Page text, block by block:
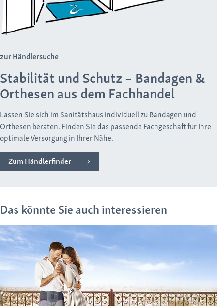
zur Händlersuche
Stabilität und Schutz – Bandagen &
Orthesen aus dem Fachhandel
Lassen Sie sich im Sanitätshaus individuell zu Bandagen und
Orthesen beraten. Finden Sie das passende Fachgeschäft für Ihre
optimale Versorgung in Ihrer Nähe.
Zum Händlerfinder
Das könnte Sie auch interessieren